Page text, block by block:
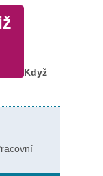
Když